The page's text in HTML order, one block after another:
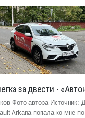
за двести -
Фото автора Источник:
Arkana попала ко мне